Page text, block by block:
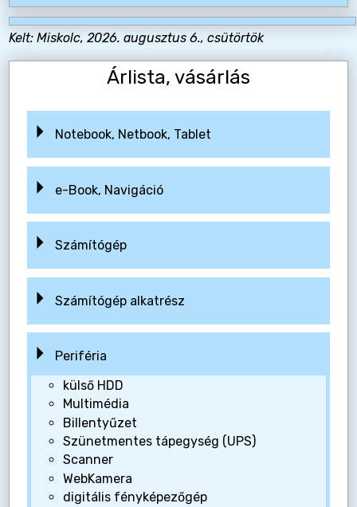
Kelt: Miskolc, 2026. augusztus 6., csütörtök
Árlista, vásárlás
Notebook, Netbook, Tablet
e-Book, Navigáció
Számítógép
Számítógép alkatrész
Periféria
külső HDD
Multimédia
Billentyűzet
Szünetmentes tápegység (UPS)
Scanner
WebKamera
digitális fényképezőgép